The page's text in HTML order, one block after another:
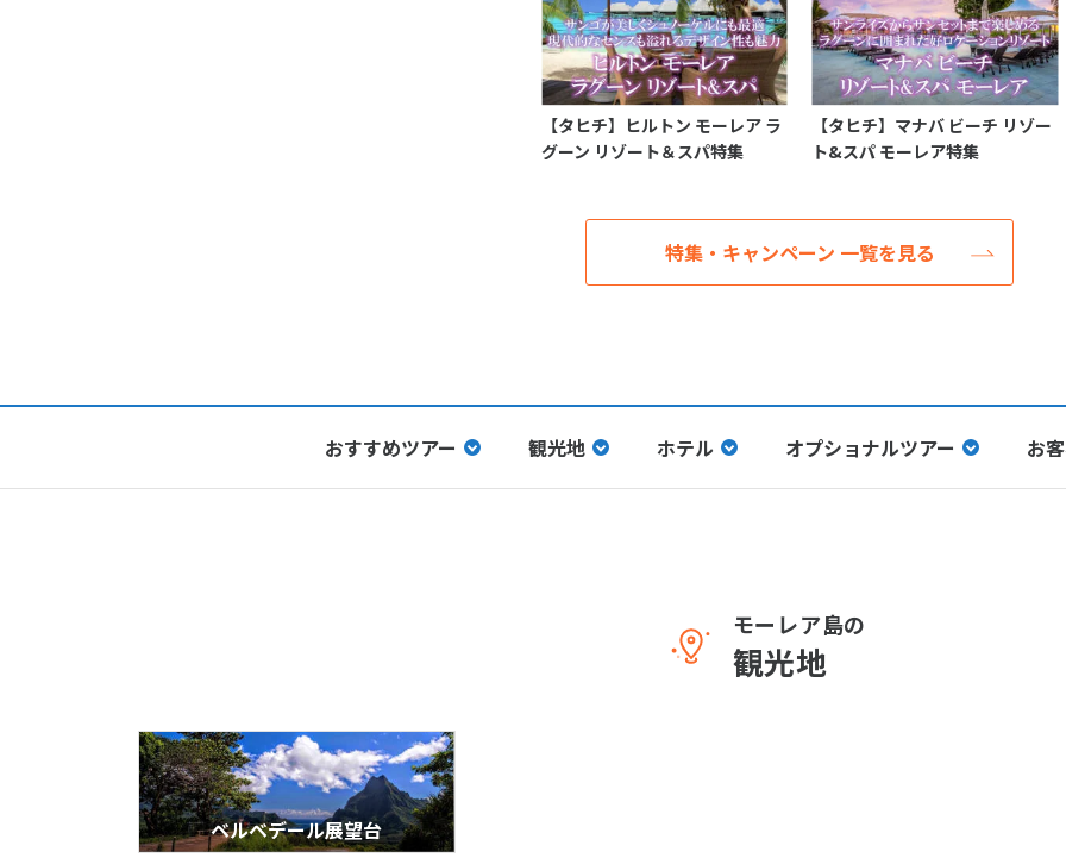
【タヒチ】ヒルトン モーレア ラ
グーン リゾート＆スパ特集
【タヒチ】マナバ ビーチ リゾー
ト&スパ モーレア特集
特集・キャンペーン 一覧を見る
おすすめツアー 観光地 ホテル オプショナルツアー お
モーレア島の
観光地
ベルベデール展望台